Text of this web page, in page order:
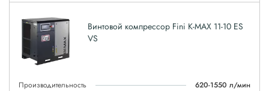
Винтовой компрессор Fini K-MAX 11-10 ES
VS
Производительность
620-1550 л/мин